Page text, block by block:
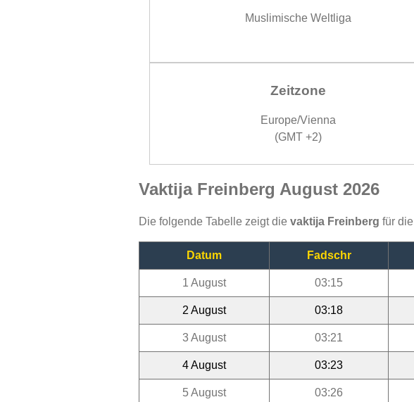
Muslimische Weltliga
Zeitzone
Europe/Vienna
(GMT +2)
Vaktija Freinberg August 2026
Die folgende Tabelle zeigt die vaktija Freinberg für
Datum Fadschr
1 August 03:15
2 August 03:18
3 August 03:21
4 August 03:23
5 August 03:26